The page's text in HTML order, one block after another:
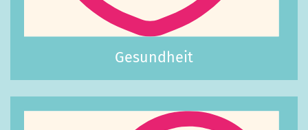
Gesundheit